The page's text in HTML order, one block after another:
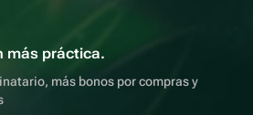
más práctica.
más bonos por compras y